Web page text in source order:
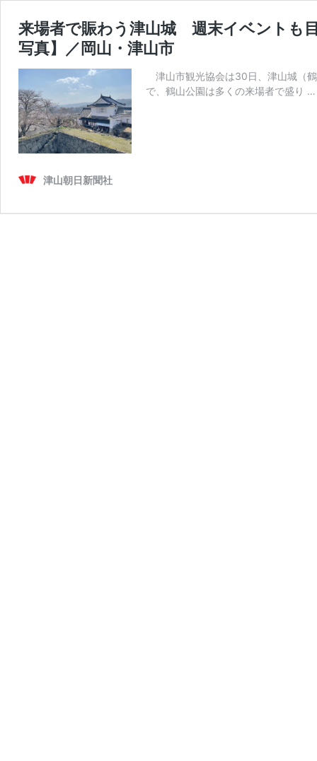
来場者で賑わう津山城 週末イベント
写真】／岡山・津山市
津山市観光協会は30日、津山城（
で、鶴山公園は多くの来場者で盛り
津山朝日新聞社